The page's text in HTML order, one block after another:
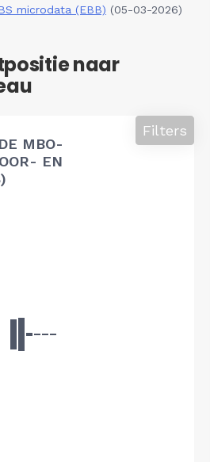
microdata (EBB) (05-03-2026)
naar
MBO-
EN
Filters